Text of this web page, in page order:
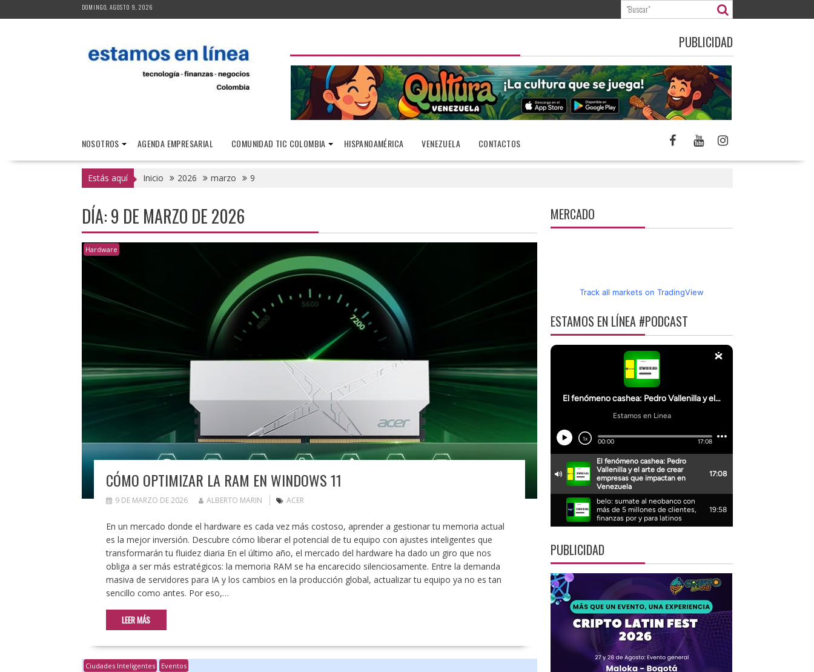
al
DOMINGO, AGOSTO 9, 2026
PUBLICIDAD
NOSOTROS AGENDA EMPRESARIAL COMUNIDAD TIC COLOMBIA HISPANOAMÉRICA VENEZUELA CONTACTOS
Estás aquí Inicio 2026 marzo 9
DÍA:9 DE MARZO DE 2026
Hardware
CÓMO OPTIMIZAR LA RAM EN WINDOWS 11
9 DE MARZO DE 2026 ALBERTO MARIN ACER
En un mercado donde el hardware es cada vez más costoso, aprender a gestionar tu memoria actual
es la mejor inversión. Descubre cómo liberar el potencial de tu equipo con ajustes inteligentes que
transformarán tu fluidez diaria En el último año, el mercado del hardware ha dado un giro que nos
obliga a ser más estratégicos: la memoria RAM se ha encarecido silenciosamente. Entre la demanda
masiva de servidores para IA y los cambios en la producción global, actualizar tu equipo ya no es tan
sencillo como antes. Por eso,…
LEER MÁS
Ciudades Inteligentes Eventos
MERCADO
Track all markets on TradingView
ESTAMOS EN LÍNEA #PODCAST
PUBLICIDAD